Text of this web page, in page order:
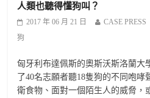
人類也聽得懂狗叫？
2017 年 06 月 21 日 CASE PRESS
狗
匈牙利布達佩斯的奧斯沃斯洛蘭大
了40名志願者聽18隻狗的不同咆哮
衛食物、面對一個陌生人的威脅，